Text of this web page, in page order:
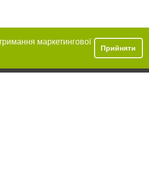
маркетингової
Прийняти